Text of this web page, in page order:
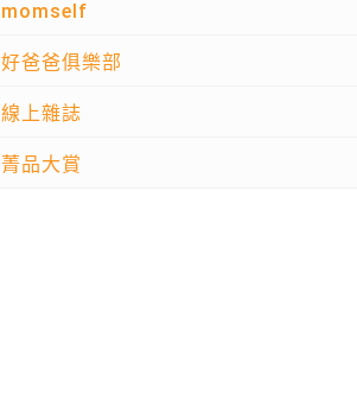
momself
好爸爸俱樂部
線上雜誌
菁品大賞